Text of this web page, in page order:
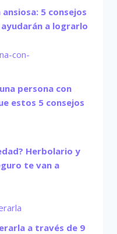
5 consejos
a lograrlo
persona con
estos 5 consejos
Herbolario y
te van a
a través de 9